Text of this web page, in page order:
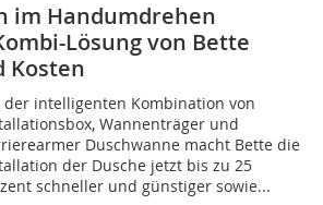
im Handumdrehen
Lösung von Bette
Kosten
der intelligenten Kombination von
Wannenträger und
Duschwanne macht Bette die
der Dusche jetzt bis zu 25
schneller und günstiger sowie...